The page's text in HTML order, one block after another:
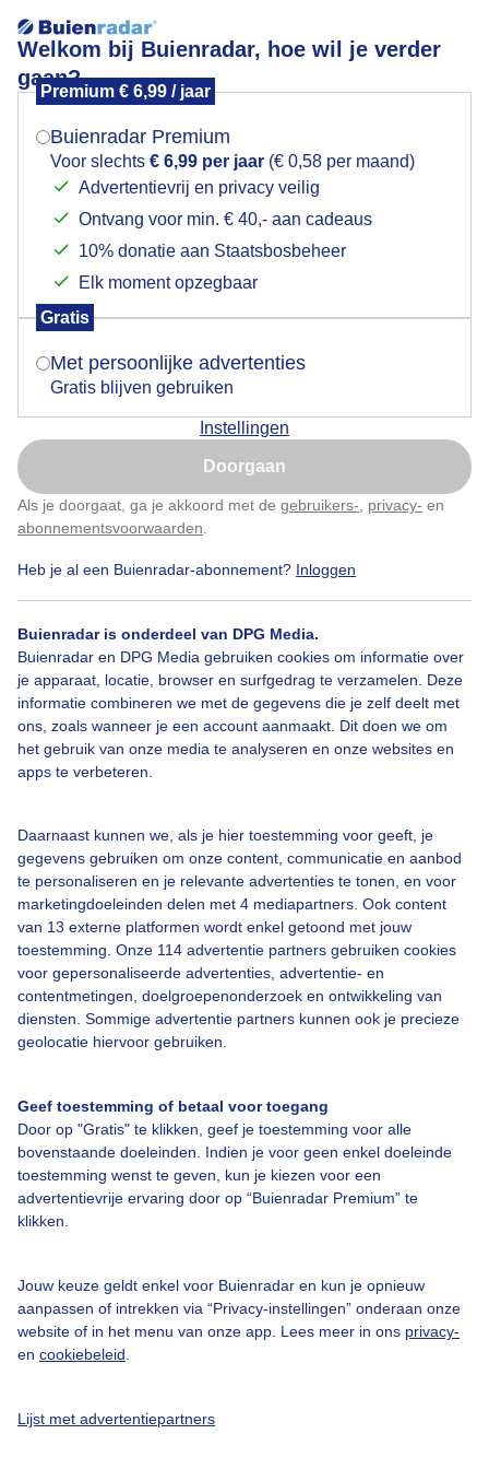
Welkom bij Buienradar, hoe wil je verder
gaan?
Premium € 6,99 / jaar
Buienradar Premium
Voor slechts € 6,99 per jaar (€ 0,58 per maand)
Advertentievrij en privacy veilig
Ontvang voor min. € 40,- aan cadeaus
10% donatie aan Staatsbosbeheer
Elk moment opzegbaar
Gratis
Met persoonlijke advertenties
Gratis blijven gebruiken
Instellingen
Doorgaan
Als je doorgaat, ga je akkoord met de gebruikers- privacy- en
abonnementsvoorwaarden
Heb je al een Buienradar-abonnement? Inloggen
Buienradar is onderdeel van DPG Media.
Buienradar en DPG Media gebruiken cookies om informatie over
je apparaat, locatie, browser en surfgedrag te verzamelen. Deze
informatie combineren we met de gegevens die je zelf deelt met
ons, zoals wanneer je een account aanmaakt. Dit doen we om
het gebruik van onze media te analyseren en onze websites en
apps te verbeteren.
Daarnaast kunnen we, als je hier toestemming voor geeft, je
gegevens gebruiken om onze content, communicatie en aanbod
te personaliseren en je relevante advertenties te tonen, en voor
marketingdoeleinden delen met 4 mediapartners. Ook content
van 13 externe platformen wordt enkel getoond met jouw
toestemming. Onze 114 advertentie partners gebruiken cookies
voor gepersonaliseerde advertenties, advertentie- en
contentmetingen, doelgroepenonderzoek en ontwikkeling van
diensten. Sommige advertentie partners kunnen ook je precieze
geolocatie hiervoor gebruiken.
Geef toestemming of betaal voor toegang
Door op "Gratis" te klikken, geef je toestemming voor alle
bovenstaande doeleinden. Indien je voor geen enkel doeleinde
toestemming wenst te geven, kun je kiezen voor een
advertentievrije ervaring door op “Buienradar Premium” te
klikken.
Jouw keuze geldt enkel voor Buienradar en kun je opnieuw
aanpassen of intrekken via “Privacy-instellingen” onderaan onze
website of in het menu van onze app. Lees meer in ons privacy-
en cookiebeleid
Lijst met advertentiepartners
Onder de parasol
zoeken onder de parasol
Door: ria brasser
Bekijk slideshow
Een moment geduld aub...
Over Buienradar
Contact
Toegankelijkheid
Gebruikersvoorwaarden
Buienradar Team
Privacy beleid
Cookie beleid
Gratis weerdata
Mogen we je locatie gebruiken voor het
Indien je hier nog geen akkoord op hebt gegeven,
verschijnt er zo een pop-up uit je browser waarin
Is goed, toon de popup
Nu niet, misschien later
Klik hierom dit aan te passen